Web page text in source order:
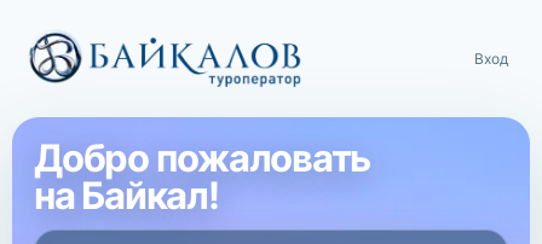
Вход
Добро пожаловать
на Байкал!